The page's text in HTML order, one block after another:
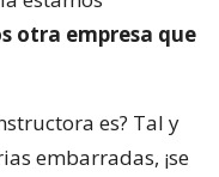
otra empresa que
es? Tal y
embarradas, ¡se